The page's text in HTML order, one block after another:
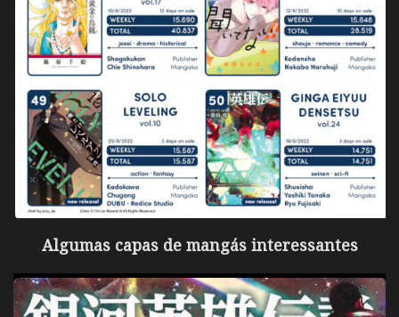
Algumas capas de mangás interessantes